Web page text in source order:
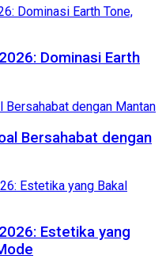
Dominasi Earth
Bersahabat dengan
Estetika yang